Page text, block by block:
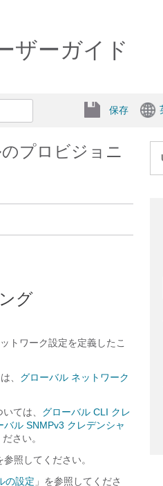
ザーガイド
保存
プロビジョニ
グ
トワーク設定を定義したこ
、 グローバル ネットワーク
ては、 グローバル CLI クレ
バル SNMPv3 クレデンシャ
さい。
参照してください。
の設定 」を参照してくださ